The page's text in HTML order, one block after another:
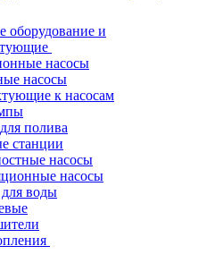
оборудование и
насосы
насосы
к насосам
полива
станции
насосы
насосы
воды